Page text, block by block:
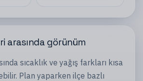
arasında görünüm
sıcaklık ve yağış farkları kısa
Plan yaparken ilçe bazlı